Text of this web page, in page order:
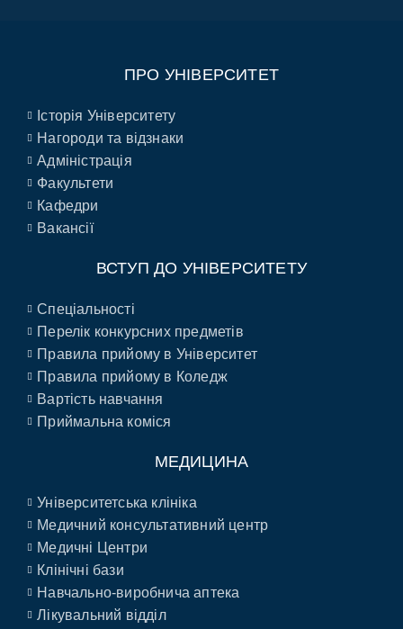
ПРО УНІВЕРСИТЕТ
Історія Університету
Нагороди та відзнаки
Адміністрація
Факультети
Кафедри
Вакансії
ВСТУП ДО УНІВЕРСИТЕТУ
Спеціальності
Перелік конкурсних предметів
Правила прийому в Університет
Правила прийому в Коледж
Вартість навчання
Приймальна коміся
МЕДИЦИНА
Університетська клініка
Медичний консультативний центр
Медичні Центри
Клінічні бази
Навчально-виробнича аптека
Лікувальний відділ